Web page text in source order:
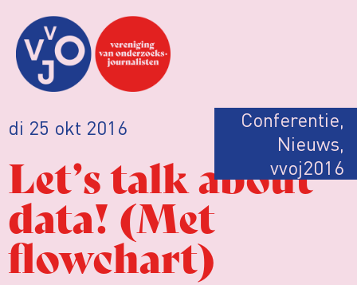
di 25 okt 2016 Conferentie,
Nieuws,
vvoj2016
Let’s talk about
data! (Met
flowchart)